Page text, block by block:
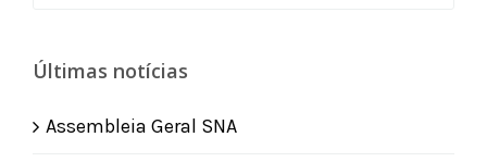
Últimas notícias
Assembleia Geral SNA